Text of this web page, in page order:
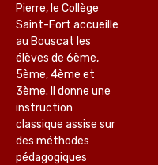
Pierre, le Collège
Saint-Fort accueille
au Bouscat les
élèves de 6ème,
5ème, 4ème et
3ème. Il donne une
instruction
classique assise sur
des méthodes
pédagogiques